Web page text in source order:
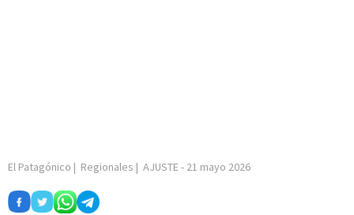
El Patagónico | Regionales | AJUSTE- 21 mayo 2026